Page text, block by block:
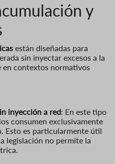
y
están diseñadas para
sin inyectar excesos a la
en contextos normativos
inyección a red: En este tipo
consumen exclusivamente
Esto es particularmente útil
legislación no permite la